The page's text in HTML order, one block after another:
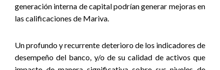
generación interna de capital podrían generar mejoras en
las calificaciones de Mariva.
Un profundo y recurrente deterioro de los indicadores de
desempeño del banco, y/o de su calidad de activos que